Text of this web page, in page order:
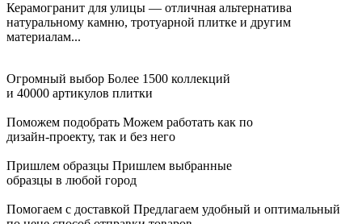
Керамогранит для улицы — отличная альтернатива
натуральному камню, тротуарной плитке и другим
материалам...
Огромный выбор Более 1500 коллекций
и 40000 артикулов плитки
Поможем подобрать Можем работать как по
дизайн-проекту, так и без него
Пришлем образцы Пришлем выбранные
образцы в любой город
Помогаем с доставкой Предлагаем удобный и оптимальный